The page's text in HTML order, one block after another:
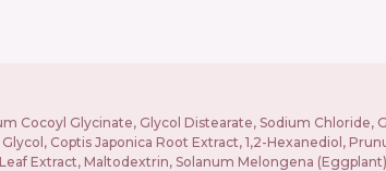
Cocoyl Glycinate, Glycol Distearate, Sodium Chloride,
Coptis Japonica Root Extract, 1,2-Hexanediol,
Extract, Maltodextrin, Solanum Melongena